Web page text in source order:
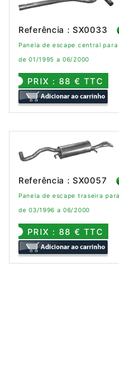
Referência : SX0033
Panela de escape central para
de 01/1995 a 06/2000
PRIX : 88 € TTC
Referência : SX0057
Panela de escape traseira
de 03/1996 a 06/2000
PRIX : 88 € TTC